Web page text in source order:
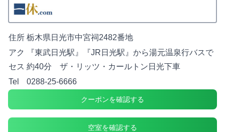
住所 栃木県日光市中宮祠2482番地
アク
セス
『東武日光駅』『JR日光駅』から湯元温泉行バスで
約40分 ザ・リッツ・カールトン日光下車
Tel
0288-25-6666
クーポンを確認する
空室を確認する